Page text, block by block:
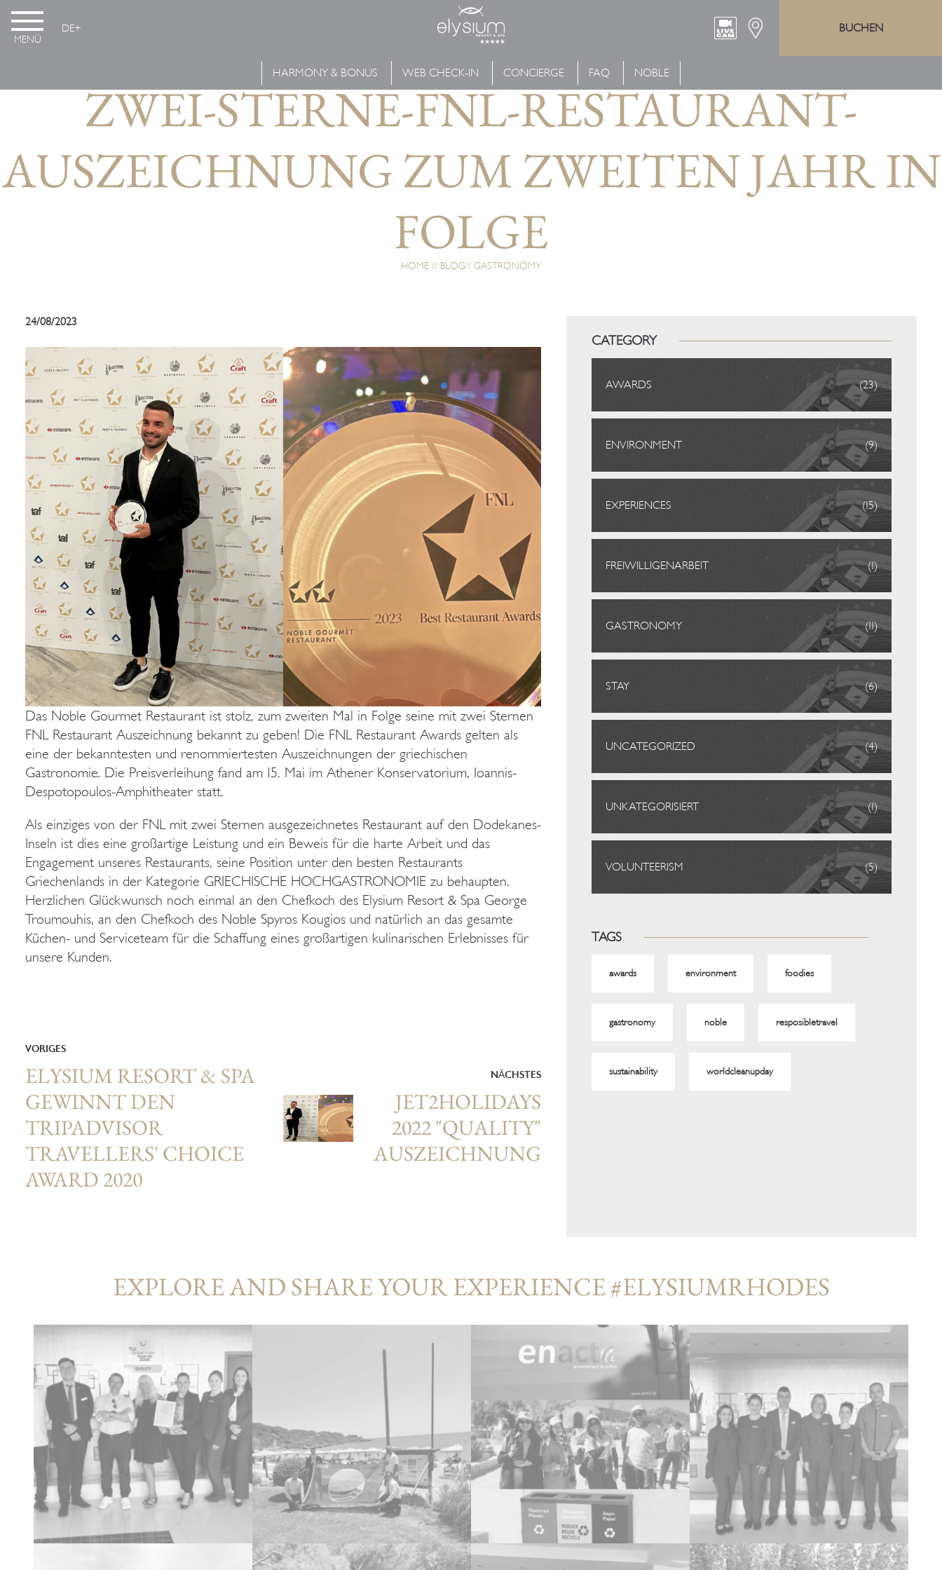
MΕΝÜ
DE BUCHEN
HARMONY & BONUS WEB CHECK-IN CONCIERGE FAQ NOBLE
ZWEI-STERNE-FNL-RESTAURANT-
AUSZEICHNUNG ZUM ZWEITEN JAHR IN
FOLGE
HOME BLOG GASTRONOMY
24/08/2023
Das Noble Gourmet Restaurant ist stolz, zum zweiten Mal in Folge seine mit zwei Sternen
FNL Restaurant Auszeichnung bekannt zu geben! Die FNL Restaurant Awards gelten als
eine der bekanntesten und renommiertesten Auszeichnungen der griechischen
Gastronomie. Die Preisverleihung fand am 15. Mai im Athener Konservatorium, Ioannis-
Despotopoulos-Amphitheater statt.
Als einziges von der FNL mit zwei Sternen ausgezeichnetes Restaurant auf den Dodekanes-
Inseln ist dies eine großartige Leistung und ein Beweis für die harte Arbeit und das
Engagement unseres Restaurants, seine Position unter den besten Restaurants
Griechenlands in der Kategorie GRIECHISCHE HOCHGASTRONOMIE zu behaupten.
Herzlichen Glückwunsch noch einmal an den Chefkoch des Elysium Resort & Spa George
Troumouhis, an den Chefkoch des Noble Spyros Kougios und natürlich an das gesamte
Küchen- und Serviceteam für die Schaffung eines großartigen kulinarischen Erlebnisses für
unsere Kunden.
VORIGES
ELYSIUM RESORT & SPA
GEWINNT DEN
TRIPADVISOR
TRAVELLERS' CHOICE
AWARD 2020
NÄCHSTES
JET2HOLIDAYS
2022 "QUALITY"
AUSZEICHNUNG
CATEGORY
AWARDS (23)
ENVIRONMENT (9)
EXPERIENCES (15)
FREIWILLIGENARBEIT (1)
GASTRONOMY (11)
STAY (6)
UNCATEGORIZED (4)
UNKATEGORISIERT (1)
VOLUNTEERISM (5)
TAGS
awards environment foodies
gastronomy noble resposibletravel
sustainability worldcleanupday
EXPLORE AND SHARE YOUR EXPERIENCE #ELYSIUMRHODES